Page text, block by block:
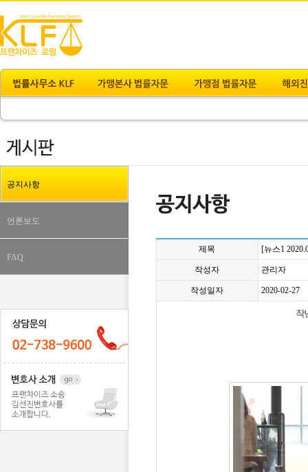
공지사항
언론보도
FAQ
제목 [뉴스1
작성자 관리자
작성일자 2020-02-27
작